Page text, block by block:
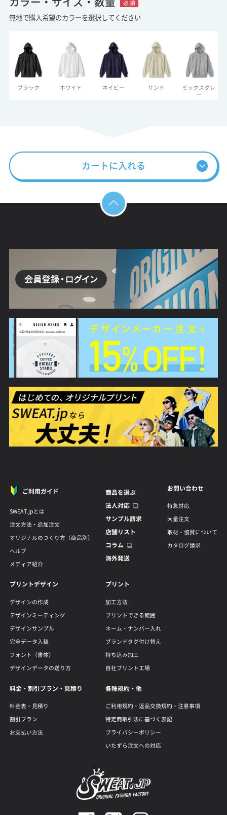
必 須
無地で購入希望のカラーを選択してください
ブラック ホワイト ネイビー サンド
ミックスグレ
ー
カートに入れる
ご利用ガイド
SWEAT.jpとは
注文方法・追加注文
オリジナルのつくり方（商品別）
ヘルプ
メディア紹介
商品を選ぶ
法人対応
サンプル請求
店舗リスト
コラム
海外発送
お問い合わせ
特急対応
大量注文
取材・協賛について
カタログ請求
プリントデザイン
デザインの作成
デザインミーティング
デザインサンプル
完全データ入稿
フォント（書体）
デザインデータの送り方
プリント
加工方法
プリントできる範囲
ネーム・ナンバー入れ
ブランドタグ付け替え
持ち込み加工
自社プリント工場
料金・割引プラン・見積り
料金表・見積り
割引プラン
お支払い方法
各種規約・他
ご利用規約・返品交換規約・注意事項
特定商取引法に基づく表記
プライバシーポリシー
いたずら注文への対応